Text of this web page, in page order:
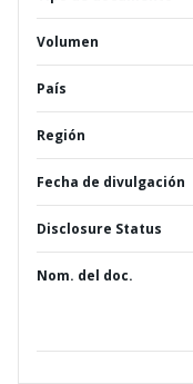
Volumen
País
Región
Fecha de divulgación
Disclosure Status
Nom. del doc.